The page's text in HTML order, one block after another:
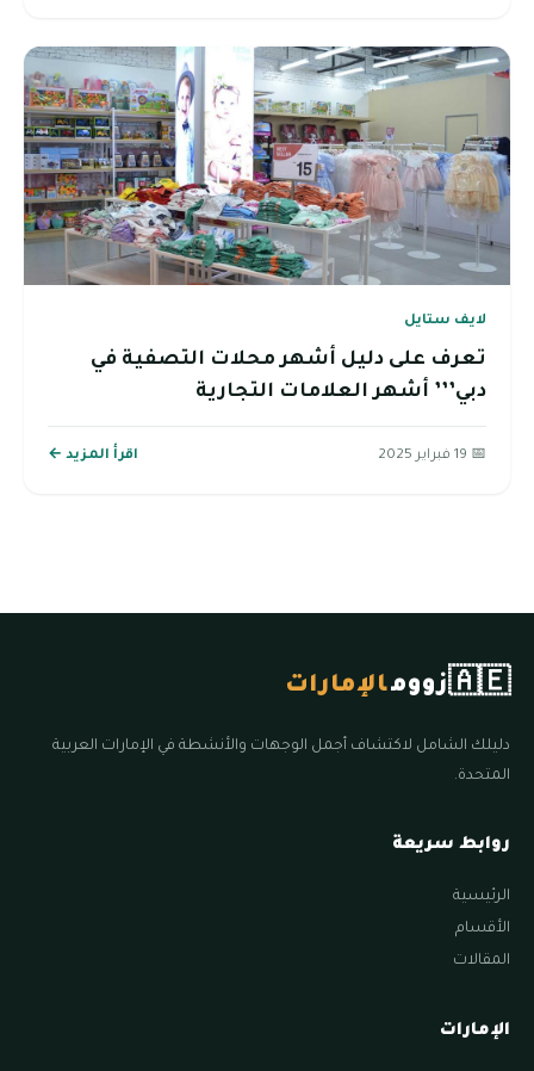
لايف ستايل
تعرف على دليل أشهر محلات التصفية في
دبي’’’ أشهر العلامات التجارية
📅 19 فبراير 2025 اقرأ المزيد ←
🇦🇪زوومالإمارات
دليلك الشامل لاكتشاف أجمل الوجهات والأنشطة في الإمارات العربية
المتحدة.
روابط سريعة
الرئيسية
الأقسام
المقالات
الإمارات